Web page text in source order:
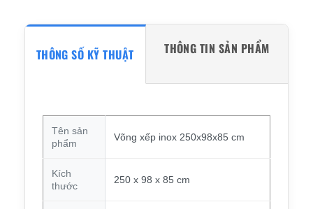
THÔNG SỐ KỸ THUẬT THÔNG TIN SẢN PHẨM
Tên sản
phẩm
Võng xếp inox 250x98x85 cm
Kích
thước
250 x 98 x 85 cm